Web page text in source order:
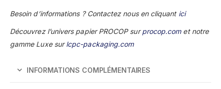
Besoin d’informations ? Contactez nous en cliquant ici
Découvrez l’univers papier PROCOP surprocop.comet notre
gamme Luxe surlcpc-packaging.com
INFORMATIONS COMPLÉMENTAIRES